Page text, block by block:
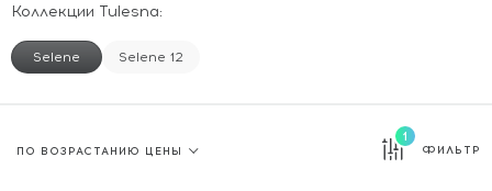
Коллекции Tulesna:
Selene Selene 12
1
ФИЛЬТР